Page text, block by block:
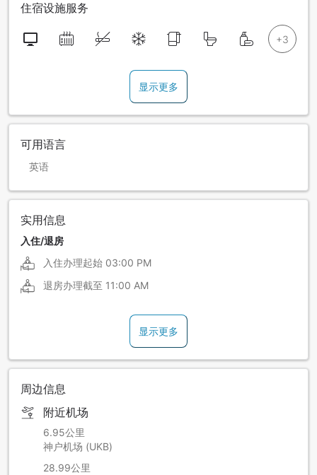
住宿设施服务
显示更多
可用语言
英语
实用信息
入住/退房
入住办理起始 03:00 PM
退房办理截至 11:00 AM
显示更多
周边信息
附近机场
6.95公里
神户机场 (UKB)
28.99公里